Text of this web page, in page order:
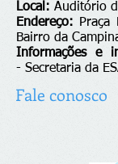
Local: Auditório
Endereço: Praça
Bairro da
Informações e
- Secretaria da
Fale conosco